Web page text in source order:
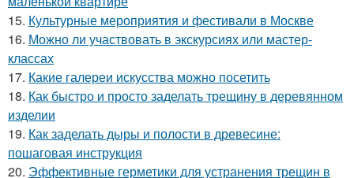
15. Культурные мероприятия и фестивали в Москве
16. Можно ли участвовать в экскурсиях или мастер-
классах
17. Какие галереи искусства можно посетить
18. Как быстро и просто заделать трещину в деревянном
изделии
19. Как заделать дыры и полости в древесине:
пошаговая инструкция
20. Эффективные герметики для устранения трещин в